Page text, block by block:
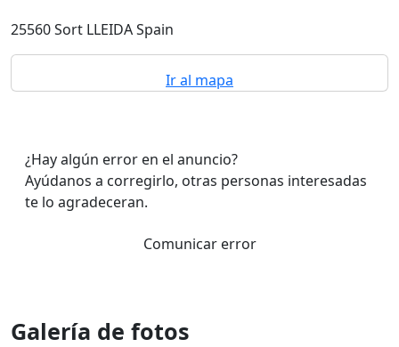
25560 Sort LLEIDA Spain
Ir al mapa
¿Hay algún error en el anuncio?
Ayúdanos a corregirlo, otras personas interesadas
te lo agradeceran.
Comunicar error
Galería de fotos